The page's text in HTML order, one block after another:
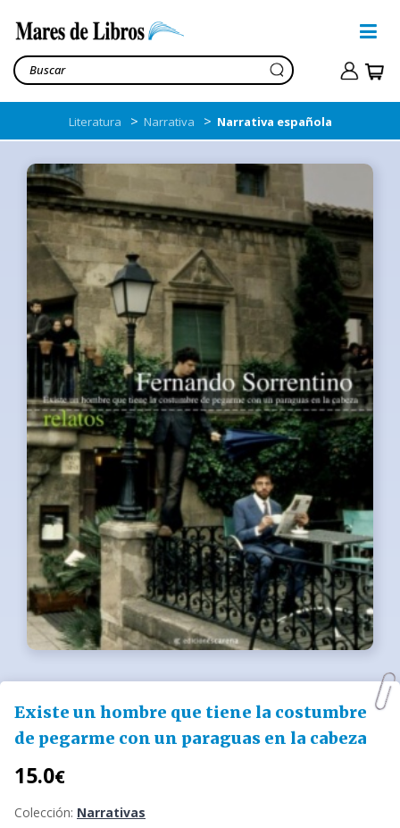
Literatura > Narrativa > Narrativa española
Existe un hombre que tiene la costumbre
de pegarme con un paraguas en la cabeza
15.0€
Colección: Narrativas